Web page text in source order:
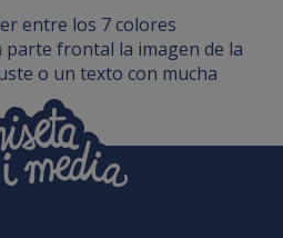
entre los 7 colores
parte frontal la imagen de la
o un texto con mucha